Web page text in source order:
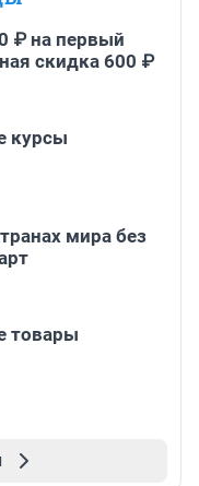
₽ на первый
скидка 600 ₽
курсы
мира без
товары